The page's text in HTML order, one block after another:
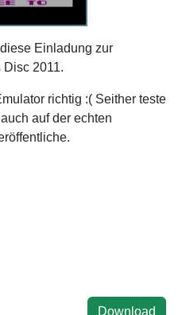
Einladung zur
Disc 2011.
richtig :( Seither teste
auf der echten
Download